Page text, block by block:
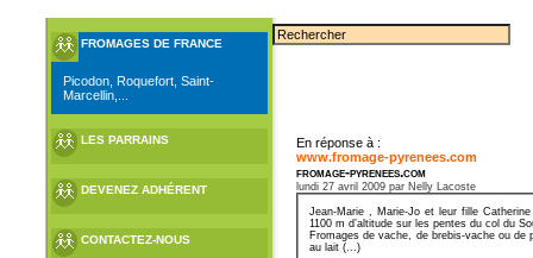
FROMAGES DE FRANCE
Picodon, Roquefort, Saint-
Marcellin,...
LES PARRAINS
DEVENEZ ADHÉRENT
CONTACTEZ-NOUS
En réponse à :
www.fromage-pyrenees.com
fromage-pyrenees.com
lundi 27 avril 2009 par Nelly Lacoste
Jean-Marie , Marie-Jo et leur fille
1100 m d’altitude sur les pentes du col du
Fromages de vache, de brebis-vache ou
au lait (...)